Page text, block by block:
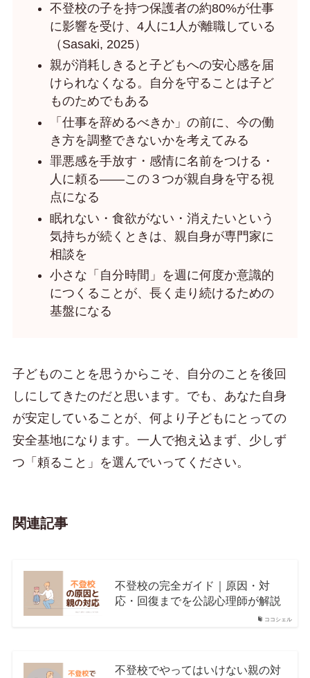
不登校の子を持つ保護者の約80%が仕事
に影響を受け、4人に1人が離職している
（Sasaki, 2025）
親が消耗しきると子どもへの安心感を届
けられなくなる。自分を守ることは子ど
ものためでもある
「仕事を辞めるべきか」の前に、今の働
き方を調整できないかを考えてみる
罪悪感を手放す・感情に名前をつける・
人に頼る——この３つが親自身を守る視
点になる
眠れない・食欲がない・消えたいという
気持ちが続くときは、親自身が専門家に
相談を
小さな「自分時間」を週に何度か意識的
につくることが、長く走り続けるための
基盤になる
子どものことを思うからこそ、自分のことを後回
しにしてきたのだと思います。でも、あなた自身
が安定していることが、何より子どもにとっての
安全基地になります。一人で抱え込まず、少しず
つ「頼ること」を選んでいってください。
関連記事
ココシェル
不登校の完全ガイド｜原因・対
応・回復までを公認心理師が解説
不登校でやってはいけない親の対